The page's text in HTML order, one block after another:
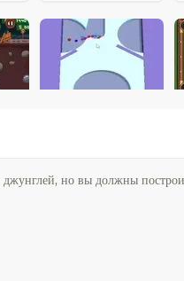
но вы должны